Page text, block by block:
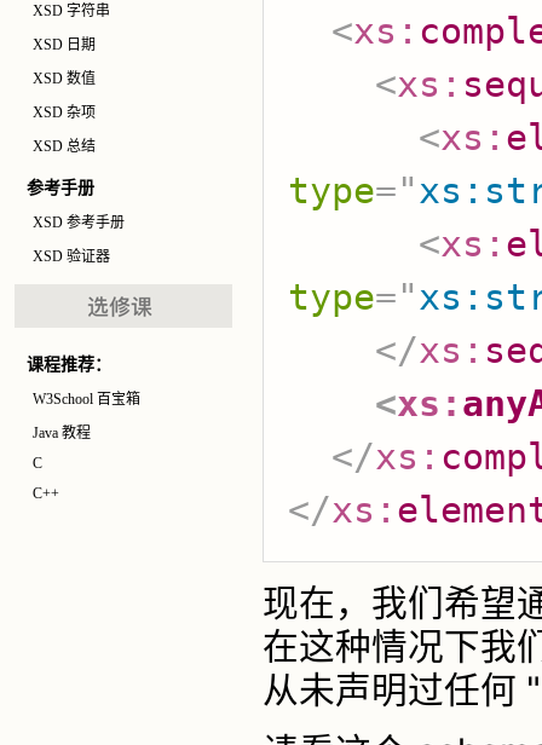
XSD 字符串
XSD 日期
XSD 数值
XSD 杂项
XSD 总结
参考手册
XSD 参考手册
XSD 验证器
课程推荐：
W3School 百宝箱
Java 教程
C
C++
<xs:
<xs:
<xs:
type="
<xs:
type="
</xs:
<xs:
</xs:
</xs:
现在，我们希望
在这种情况下我
从未声明过任何